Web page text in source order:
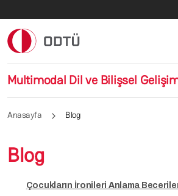
Multimodal Dil ve Bilişsel
Anasayfa Blog
Blog
Çocukların İronileri Anlama